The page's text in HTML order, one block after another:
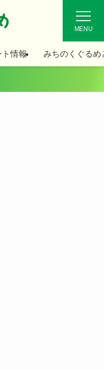
MENU
ト情報 みちのくぐるめ